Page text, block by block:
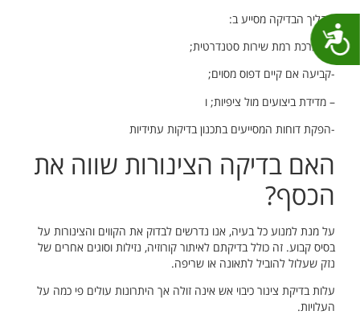
נגישות
תהליך הבדיקה מסייע ב:
– הערכת רמת שירות סטנדרטית;
-קביעה אם קיים דפוס מסוים;
– מדידת ביצועים מול ציפיות; ו
-הפקת דוחות המסייעים בתכנון בדיקות עתידיות
האם בדיקה הצינורות שווה את
הכסף?
על מנת למנוע כל בעיה, אנו נדרשים לבדוק את הקווים והצינורות על
בסיס קבוע. זה כולל בדיקתם לאיתור קורוזיה, נזילות וסוגים אחרים של
נזק שעלול להוביל לתאונה או שריפה.
עלות בדיקת צינור כיבוי אש אינה זולה אך היתרונות עולים פי כמה על
העלויות.